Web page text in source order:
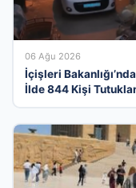
06 Ağu 2026
İçişleri
İlde 844 Kişi